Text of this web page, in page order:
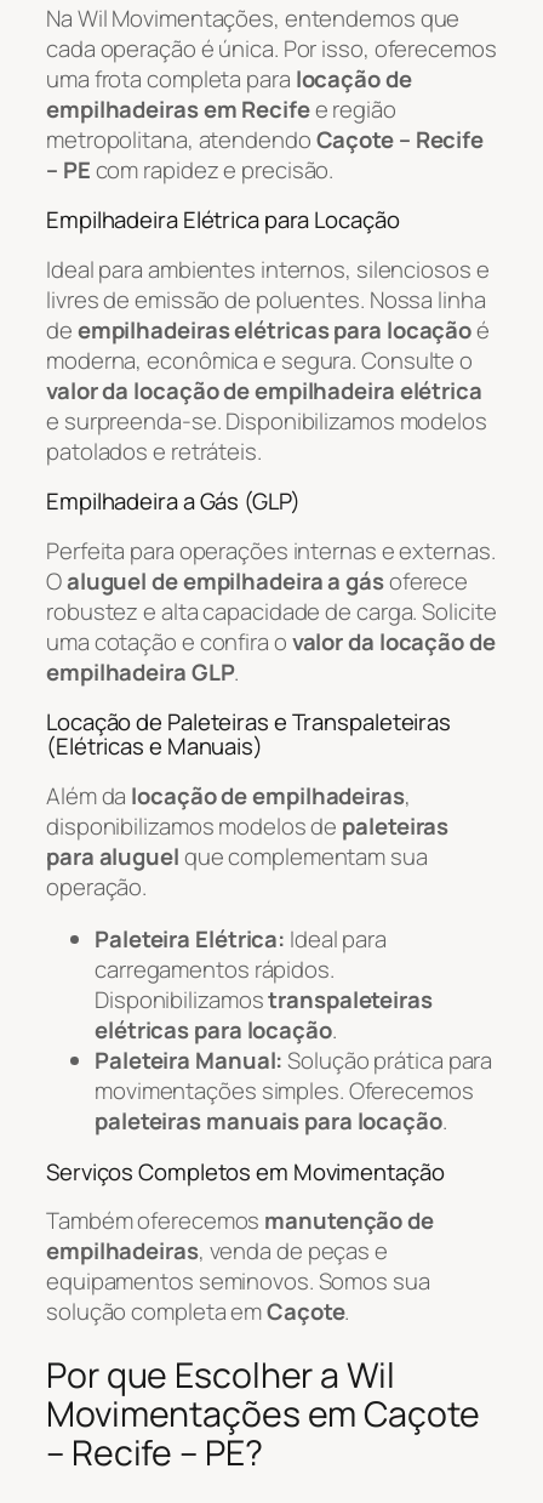
Na Wil Movimentações, entendemos que
cada operação é única. Por isso, oferecemos
uma frota completa para locação de
empilhadeiras em Recifee região
metropolitana, atendendoCaçote – Recife
– PEcom rapidez e precisão.
Empilhadeira Elétrica para Locação
Ideal para ambientes internos, silenciosos e
livres de emissão de poluentes. Nossa linha
deempilhadeiras elétricas para locaçãoé
moderna, econômica e segura. Consulte o
valor da locação de empilhadeira elétrica
e surpreenda-se. Disponibilizamos modelos
patolados e retráteis.
Empilhadeira a Gás (GLP)
Perfeita para operações internas e externas.
Oaluguel de empilhadeira a gásoferece
robustez e alta capacidade de carga. Solicite
uma cotação e confira ovalor da locação de
empilhadeira GLP.
Locação de Paleteiras e Transpaleteiras
(Elétricas e Manuais)
Além da locação de empilhadeiras,
disponibilizamos modelos de paleteiras
para aluguelque complementam sua
operação.
Paleteira Elétrica: Ideal para
carregamentos rápidos.
Disponibilizamostranspaleteiras
elétricas para locação.
Paleteira Manual:Solução prática para
movimentações simples. Oferecemos
paleteiras manuais para locação.
Serviços Completos em Movimentação
Também oferecemos manutenção de
empilhadeiras, venda de peças e
equipamentos seminovos. Somos sua
solução completa emCaçote.
Por que Escolher a Wil
Movimentações em Caçote
– Recife – PE?